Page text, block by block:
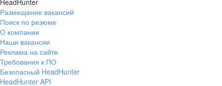
HeadHunter
Размещение вакансий
Поиск по резюме
О компании
Наши вакансии
Реклама на сайте
Требования к ПО
Безопасный HeadHunter
HeadHunter API